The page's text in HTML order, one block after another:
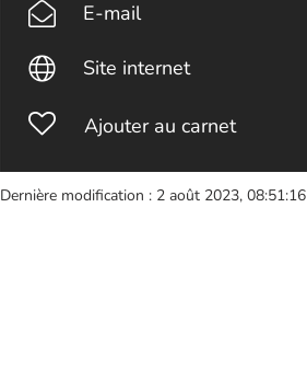
E-mail
Site internet
Ajouter au carnet
Dernière modification : 2 août 2023, 08:51:16